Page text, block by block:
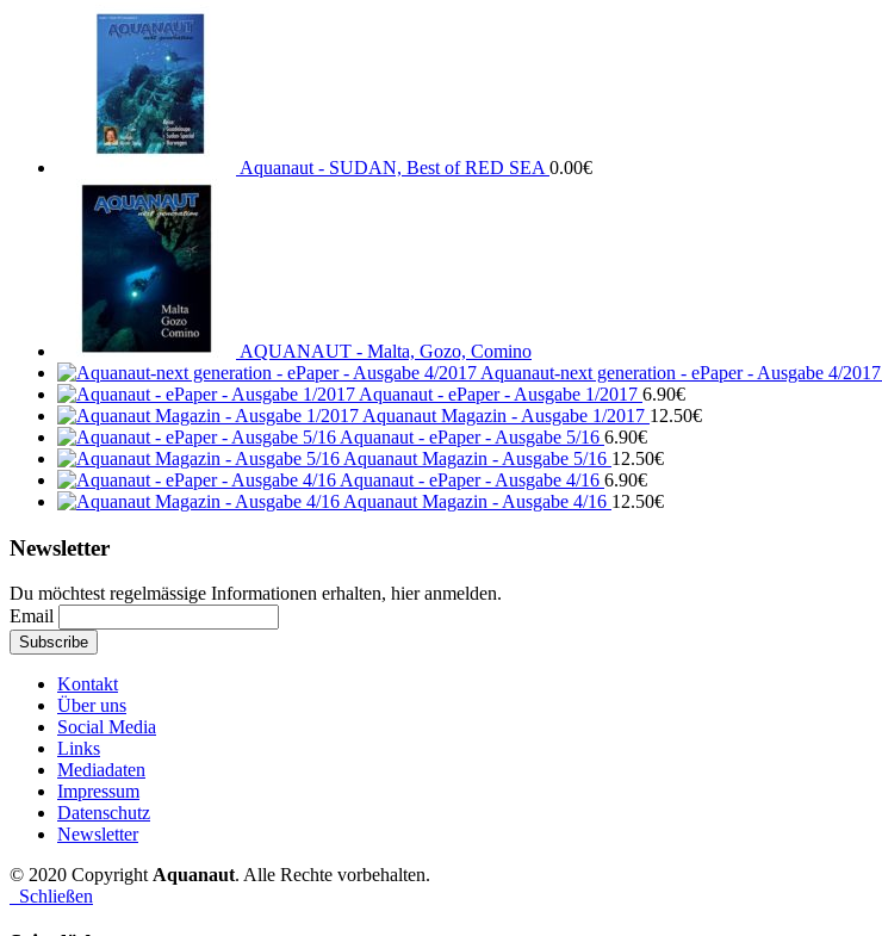
Aquanaut - SUDAN, Best of RED SEA 0.00€
AQUANAUT - Malta, Gozo, Comino
Aquanaut-next generation - ePaper - Ausgabe 4/2017
Aquanaut - ePaper - Ausgabe 1/2017 6.90€
Aquanaut Magazin - Ausgabe 1/2017 12.50€
Aquanaut - ePaper - Ausgabe 5/16 6.90€
Aquanaut Magazin - Ausgabe 5/16 12.50€
Aquanaut - ePaper - Ausgabe 4/16 6.90€
Aquanaut Magazin - Ausgabe 4/16 12.50€
Newsletter
Du möchtest regelmässige Informationen erhalten, hier anmelden.
Email
Kontakt
Über uns
Social Media
Links
Mediadaten
Impressum
Datenschutz
Newsletter
© 2020 CopyrightAquanaut. Alle Rechte vorbehalten.
Schließen